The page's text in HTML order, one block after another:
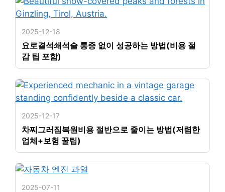
2025-12-18
요로결석쇄석술 통증 없이 성공하는 방법(비용 절
감 팁 포함)
2025-12-17
차찌그러짐복원비용 절반으로 줄이는 방법(저렴한
업체+보험 꿀팁)
2025-07-11